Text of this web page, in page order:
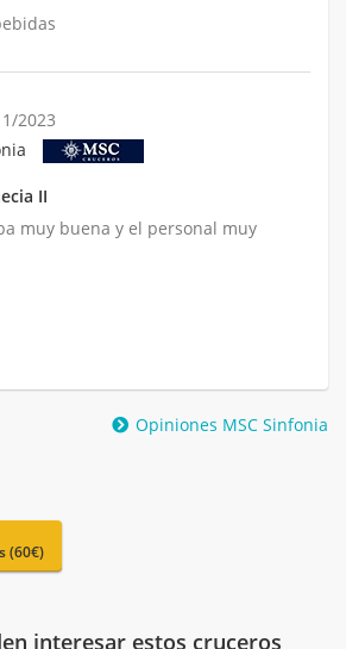
2023
II
muy buena y el personal muy
Opiniones MSC Sinfonia
(60€)
interesar estos cruceros